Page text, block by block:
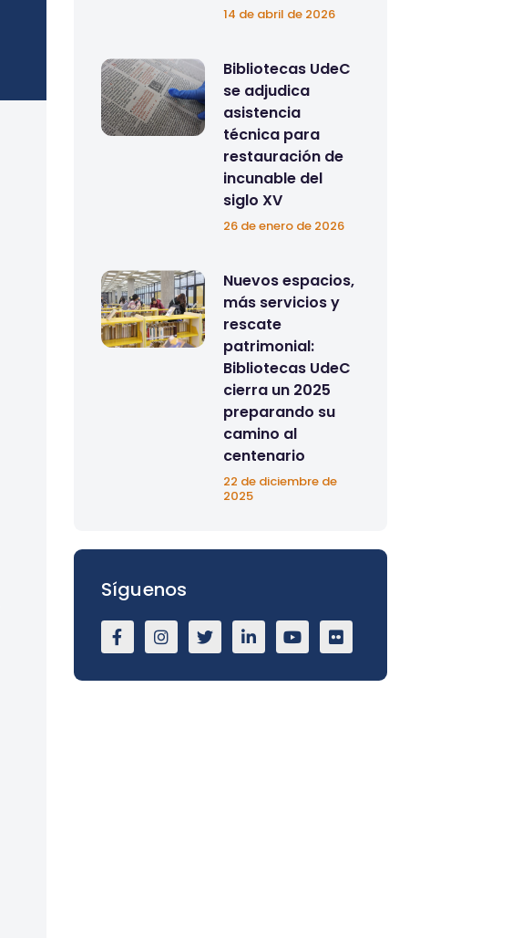
14 de abril de 2026
Bibliotecas UdeC
se adjudica
asistencia
técnica para
restauración de
incunable del
siglo XV
26 de enero de 2026
Nuevos espacios,
más servicios y
rescate
patrimonial:
Bibliotecas UdeC
cierra un 2025
preparando su
camino al
centenario
22 de diciembre de
2025
Síguenos